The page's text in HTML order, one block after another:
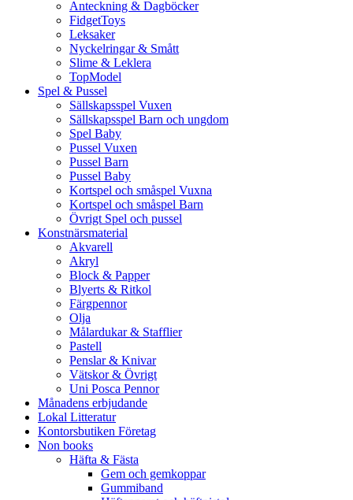
Anteckning & Dagböcker
FidgetToys
Leksaker
Nyckelringar & Smått
Slime & Leklera
TopModel
Spel & Pussel
Sällskapsspel Vuxen
Sällskapsspel Barn och ungdom
Spel Baby
Pussel Vuxen
Pussel Barn
Pussel Baby
Kortspel och småspel Vuxna
Kortspel och småspel Barn
Övrigt Spel och pussel
Konstnärsmaterial
Akvarell
Akryl
Block & Papper
Blyerts & Ritkol
Färgpennor
Olja
Målardukar & Stafflier
Pastell
Penslar & Knivar
Vätskor & Övrigt
Uni Posca Pennor
Månadens erbjudande
Lokal Litteratur
Kontorsbutiken Företag
Non books
Häfta & Fästa
Gem och gemkoppar
Gummiband